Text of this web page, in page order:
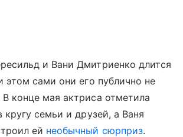
и Вани Дмитриенко длится
этом сами они его публично не
конце мая актриса отметила
кругу семьи и друзей, а Ваня
ей необычный сюрприз.